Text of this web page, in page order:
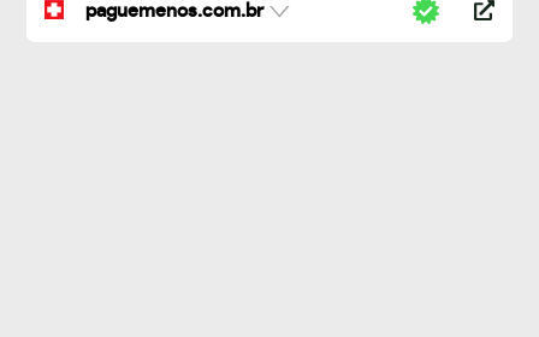
paguemenos.com.br